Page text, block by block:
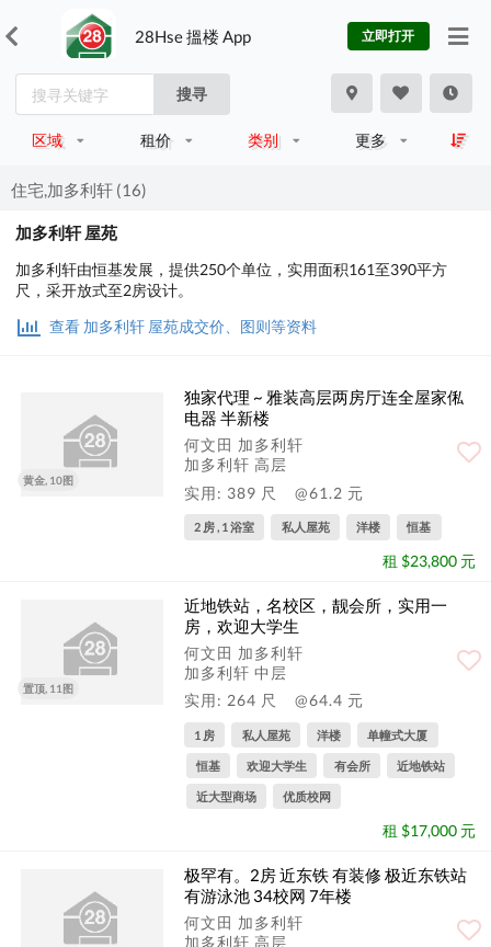
28Hse 搵楼 App 立即打开
搜寻
区域 租价 类别 更多
住宅,加多利轩 (16)
加多利轩 屋苑
加多利轩由恒基发展，提供250个单位，实用面积161至390平方
尺，采开放式至2房设计。
查看 加多利轩 屋苑成交价、图则等资料
黄金, 10图
独家代理 ~ 雅装高层两房厅连全屋家俬
电器 半新楼
何文田 加多利轩
加多利轩 高层
实用: 389 尺
@61.2 元
2 房 , 1 浴室 私人屋苑 洋楼 恒基
租 $23,800 元
置顶, 11图
近地铁站，名校区，靓会所，实用一
房，欢迎大学生
何文田 加多利轩
加多利轩 中层
实用: 264 尺
@64.4 元
1 房 私人屋苑 洋楼 单幢式大厦
恒基 欢迎大学生 有会所 近地铁站
近大型商场 优质校网
租 $17,000 元
极罕有。2房 近东铁 有装修 极近东铁站
有游泳池 34校网 7年楼
何文田 加多利轩
加多利轩 高层